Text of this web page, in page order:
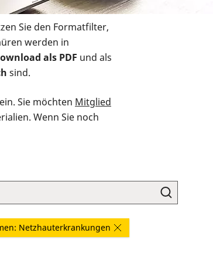
Sie den Formatfilter,
werden in
als PDF und als
sind.
Sie möchten Mitglied
Wenn Sie noch
Netzhauterkrankungen